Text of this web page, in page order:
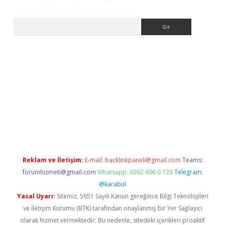
Reklam ve İletişim: E-mail: backlinkpaneli@gmail.com Teams:
forumhizmeti@gmail.com Whatsapp: 0262 606 0 726 Telegram:
@karabul
Yasal Uyarı: Sitemiz, 5651 Sayılı Kanun gereğince Bilgi Teknolojileri
ve İletişim Kurumu (BTK) tarafından onaylanmış bir Yer Sağlayıcı
olarak hizmet vermektedir. Bu nedenle, sitedeki içerikleri proaktif